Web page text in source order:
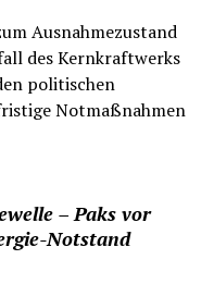
Ausnahmezustand
des Kernkraftwerks
politischen
Notmaßnahmen
– Paks vor
Notstand